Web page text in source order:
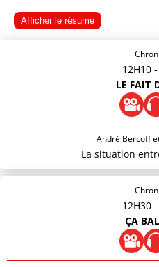
Afficher le résumé
12H10
LE FAIT
André Bercoff
La situation
12H30
ÇA